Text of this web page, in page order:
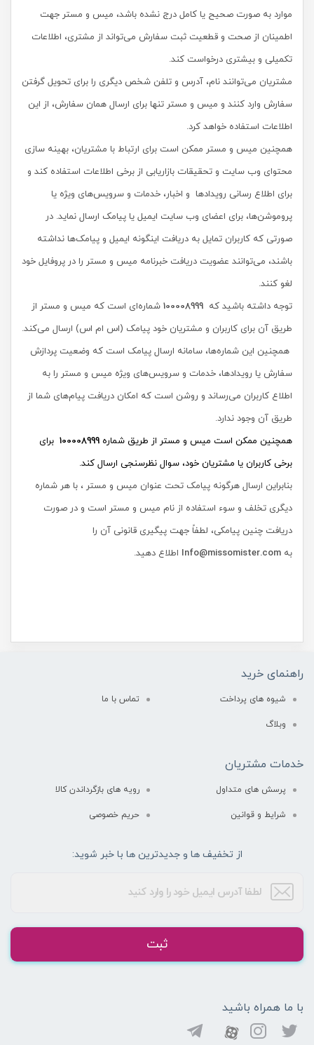
موارد به صورت صحیح یا کامل درج نشده باشد، میس و مستر جهت
اطمینان از صحت و قطعیت ثبت سفارش می‌تواند از مشتری، اطلاعات
تکمیلی و بیشتری درخواست کند.
مشتریان می‌توانند نام، آدرس و تلفن شخص دیگری را برای تحویل گرفتن
سفارش وارد کنند و میس و مستر تنها برای ارسال همان سفارش، از این
اطلاعات استفاده خواهد کرد.
همچنین میس و مستر ممکن است برای ارتباط با مشتریان، بهینه سازی
محتوای وب سایت و تحقیقات بازاریابی از برخی اطلاعات استفاده کند و
برای اطلاع رسانی رویدادها و اخبار، خدمات و سرویس‌های ویژه یا
پروموشن‌ها، برای اعضای وب سایت ایمیل یا پیامک ارسال نماید. در
صورتی که کاربران تمایل به دریافت اینگونه ایمیل و پیامک‌ها نداشته
باشند، می‌توانند عضویت دریافت خبرنامه میس و مستر را در پروفایل خود
لغو کنند.
توجه داشته باشید که
شماره‌ای است که میس و مستر از
طریق آن برای کاربران و مشتریان خود پیامک (اس ام اس) ارسال می‌کند.
همچنین این شماره‌‌ها، سامانه ارسال پیامک است که وضعیت پردازش
سفارش یا رویدادها، خدمات و سرویس‌های ویژه میس و مستر را به
اطلاع کاربران می‌رساند و روشن است که امکان دریافت پیام‌های شما از
طریق آن وجود ندارد.
همچنین ممکن است میس و مستر از طریق شماره 100008999 برای
برخی کاربران یا مشتریان خود، سوال نظرسنجی ارسال کند.
بنابراین ارسال هرگونه پیامک تحت عنوان میس و مستر ، با هر شماره
دیگری تخلف و سوء استفاده از نام میس و مستر است و در صورت
دریافت چنین پیامکی، لطفاً جهت پیگیری قانونی آن را
به Info@missomister.com اطلاع دهید.
راهنمای خرید
شیوه های پرداخت تماس با ما
وبلاگ
خدمات مشتریان
پرسش های متداول رویه های بازگرداندن کالا
شرایط و قوانین حریم خصوصی
از تخفیف ها و جدیدترین ها با خبر شوید:
ثبت
با ما همراه باشید